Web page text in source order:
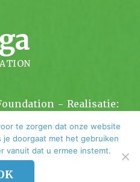
- Realisatie:
te zorgen dat onze website
je doorgaat met het gebruiken
vanuit dat u ermee instemt.